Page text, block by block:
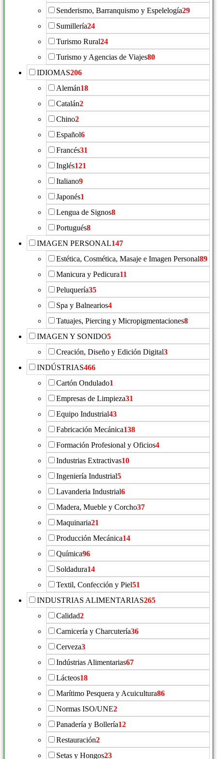
Senderismo, Barranquismo y Espelelogía29
Sumillería24
Turismo Rural24
Turismo y Agencias de Viajes80
IDIOMAS206
Alemán18
Catalán2
Chino2
Español6
Francés31
Inglés121
Italiano9
Japonés1
Lengua de Signos8
Portugués8
IMAGEN PERSONAL147
Estética, Cosmética, Masaje e Imagen Personal89
Manicura y Pedicura11
Peluquería35
Spa y Balnearios4
Tatuajes, Piercing y Micropigmentaciones8
IMAGEN Y SONIDO5
Creación, Diseño y Edición Digital3
INDÚSTRIAS466
Cartón Ondulado1
Empresas de Limpieza31
Equipo Industrial43
Fabricación Mecánica138
Formación Profesional y Oficios4
Industrias Extractivas10
Ingeniería Industrial5
Lavanderia Industrial6
Madera, Mueble y Corcho37
Maquinaria21
Producción Mecánica14
Química96
Soldadura14
Textil, Confección y Piel51
INDUSTRIAS ALIMENTARIAS265
Calidad2
Carnicería y Charcutería36
Cerveza3
Indústrias Alimentarias67
Lácteos18
Marítimo Pesquera y Acuicultura86
Normas ISO/UNE2
Panadería y Bollería12
Restauración2
Setas y Hongos23